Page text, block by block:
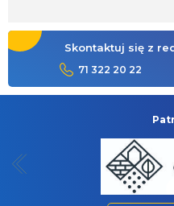
Skontaktuj się z
71 322 20 22